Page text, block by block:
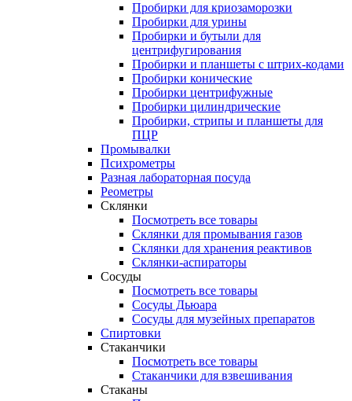
Пробирки для криозаморозки
Пробирки для урины
Пробирки и бутыли для
центрифугирования
Пробирки и планшеты с штрих-кодами
Пробирки конические
Пробирки центрифужные
Пробирки цилиндрические
Пробирки, стрипы и планшеты для
ПЦР
Промывалки
Психрометры
Разная лабораторная посуда
Реометры
Склянки
Посмотреть все товары
Склянки для промывания газов
Склянки для хранения реактивов
Склянки-аспираторы
Сосуды
Посмотреть все товары
Сосуды Дьюара
Сосуды для музейных препаратов
Спиртовки
Стаканчики
Посмотреть все товары
Стаканчики для взвешивания
Стаканы